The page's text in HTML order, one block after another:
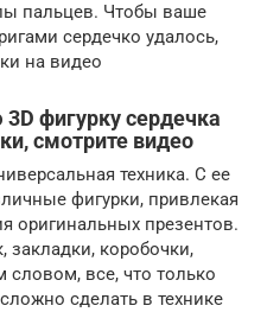
пальцев. Чтобы ваше
сердечко удалось,
на видео
фигурку сердечка
смотрите видео
техника. С ее
фигурки, привлекая
оригинальных презентов.
закладки, коробочки,
все, что только
сделать в технике